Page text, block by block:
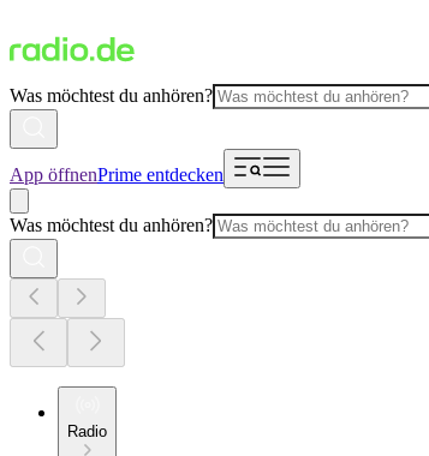
Was möchtest du anhören?
App öffnenPrime entdecken
Was möchtest du anhören?
Radio